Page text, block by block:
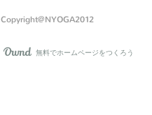
Copyright@NYOGA2012
AmebaOwnd
無料でホームページをつくろう